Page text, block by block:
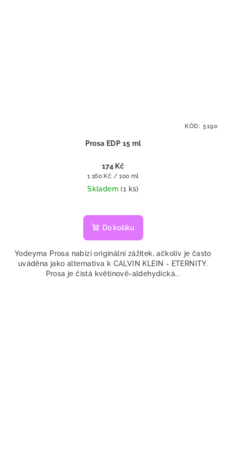
Prosa EDP 15 ml
174 Kč
Měrná
cena:
1 160 Kč / 100 ml
Skladem(1 ks)
Do košíku
Yodeyma Prosa nabízí originální zážitek, ačkoliv je často
uváděna jako alternativa k CALVIN KLEIN - ETERNITY.
Prosa je čistá květinově-aldehydická...
KÓD: 5190